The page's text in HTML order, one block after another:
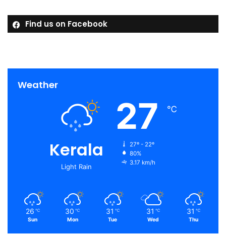
Find us on Facebook
Weather
Kerala
Light Rain
27 ℃
27º - 22º
80%
3.17 km/h
26 ℃
Sun
30 ℃
Mon
31 ℃
Tue
31 ℃
Wed
31 ℃
Thu